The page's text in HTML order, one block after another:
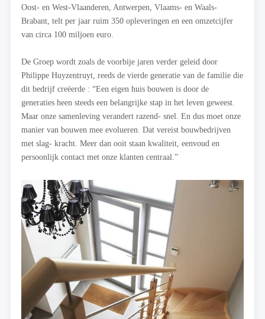
Oost- en West-Vlaanderen, Antwerpen, Vlaams- en Waals-
Brabant, telt per jaar ruim 350 opleveringen en een omzetcijfer
van circa 100 miljoen euro.
De Groep wordt zoals de voorbije jaren verder geleid door
Philippe Huyzentruyt, reeds de vierde generatie van de familie die
dit bedrijf creëerde : “Een eigen huis bouwen is door de
generaties heen steeds een belangrijke stap in het leven geweest.
Maar onze samenleving verandert razend- snel. En dus moet onze
manier van bouwen mee evolueren. Dat vereist bouwbedrijven
met slag- kracht. Meer dan ooit staan kwaliteit, eenvoud en
persoonlijk contact met onze klanten centraal.”